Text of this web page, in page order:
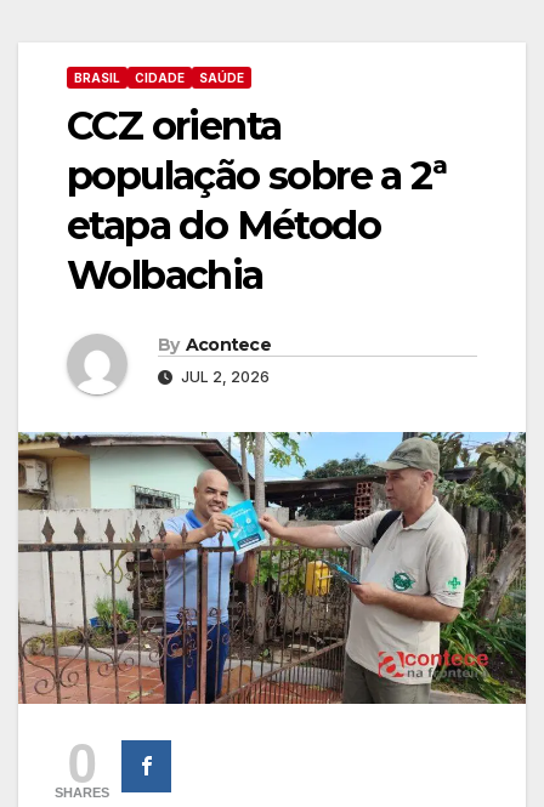
BRASIL CIDADE SAÚDE
CCZ orienta
população sobre a 2ª
etapa do Método
Wolbachia
By Acontece
JUL 2, 2026
0
SHARES